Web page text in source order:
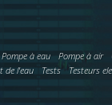
Pompe à eau Pompe à air
de l'eau Tests Testeurs